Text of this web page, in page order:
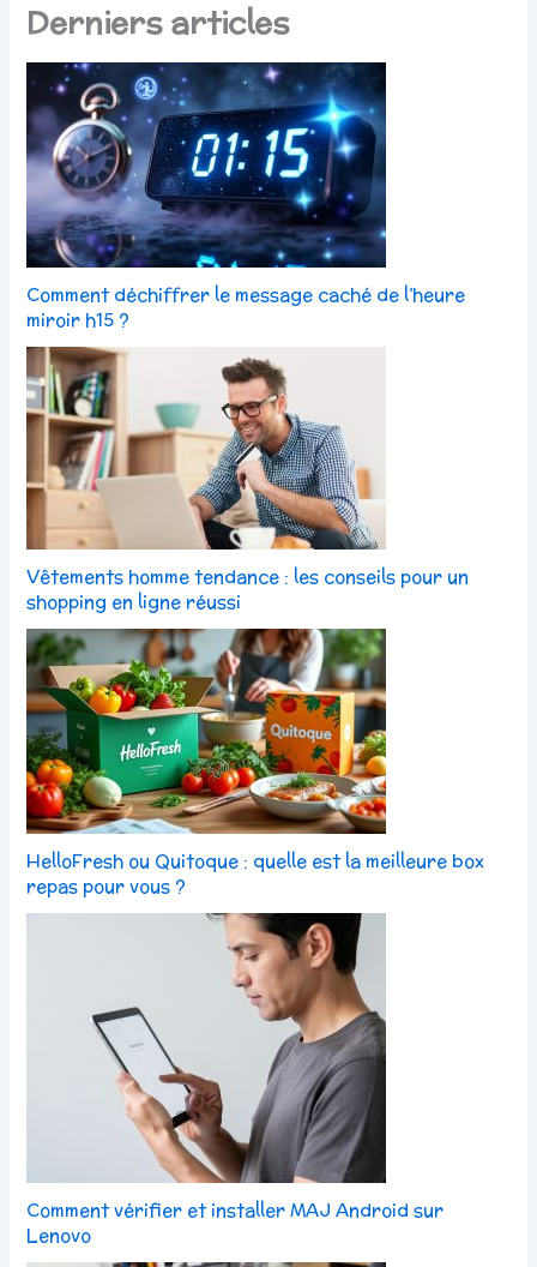
Derniers articles
Comment déchiffrer le message caché de l’heure
miroir h15 ?
Vêtements homme tendance : les conseils pour un
shopping en ligne réussi
HelloFresh ou Quitoque : quelle est la meilleure box
repas pour vous ?
Comment vérifier et installer MAJ Android sur
Lenovo